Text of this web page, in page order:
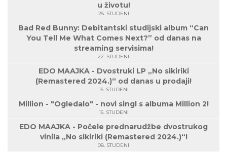
u životu!
25. STUDENI
Bad Red Bunny: Debitantski studijski album “Can
You Tell Me What Comes Next?” od danas na
streaming servisima!
22. STUDENI
EDO MAAJKA - Dvostruki LP „No sikiriki
(Remastered 2024.)“ od danas u prodaji!
15. STUDENI
Million - "Ogledalo" - novi singl s albuma Million 2!
15. STUDENI
EDO MAAJKA - Počele prednarudžbe dvostrukog
vinila „No sikiriki (Remastered 2024.)“!
08. STUDENI